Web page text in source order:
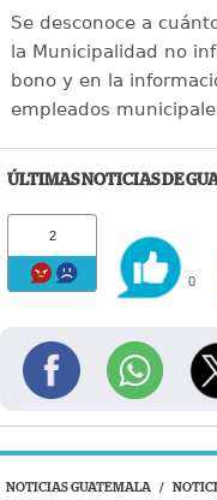
Se desconoce a
la Municipalidad no
bono y en la
empleados
ÚLTIMAS NOTICIAS DE
2
0
NOTICIAS GUATEMALA /